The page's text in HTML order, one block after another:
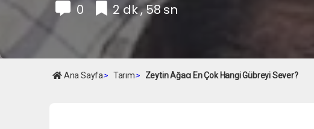
0 2 dk , 58 sn
Ana Sayfa> Tarım> Zeytin Ağacı En Çok Hangi Gübreyi Sever?